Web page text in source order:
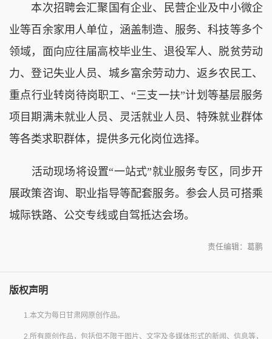
本次招聘会汇聚国有企业、民营企业及中小微企
业等百余家用人单位，涵盖制造、服务、科技等多个
领域，面向应往届高校毕业生、退役军人、脱贫劳动
力、登记失业人员、城乡富余劳动力、返乡农民工、
重点行业转岗待岗职工、“三支一扶”计划等基层服务
项目期满未就业人员、灵活就业人员、特殊就业群体
等各类求职群体，提供多元化岗位选择。
活动现场将设置“一站式”就业服务专区，同步开
展政策咨询、职业指导等配套服务。参会人员可搭乘
城际铁路、公交专线或自驾抵达会场。
责任编辑：葛鹏
版权声明
1.本文为每日甘肃网原创作品。
2.所有原创作品，包括但不限于图片、文字及多媒体形式的新闻、信息等，